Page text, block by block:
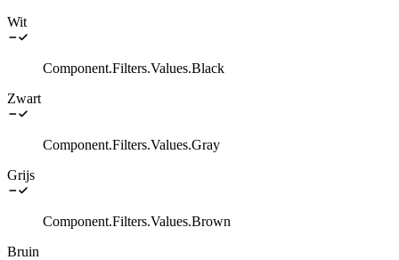
Wit
Component.Filters.Values.Black
Zwart
Component.Filters.Values.Gray
Grijs
Component.Filters.Values.Brown
Bruin